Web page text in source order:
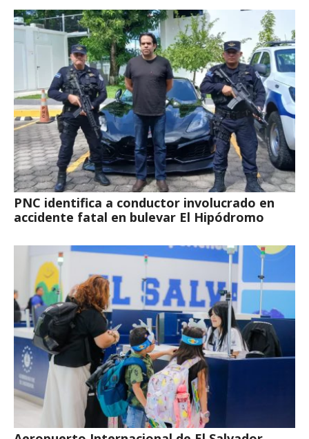
PNC identifica a conductor involucrado en
accidente fatal en bulevar El Hipódromo